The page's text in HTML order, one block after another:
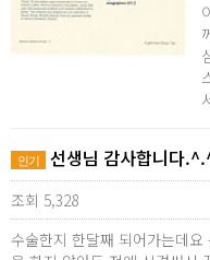
인기 선생님 감사합니다
조회 5,328
수술한지 한달째 되어가는데